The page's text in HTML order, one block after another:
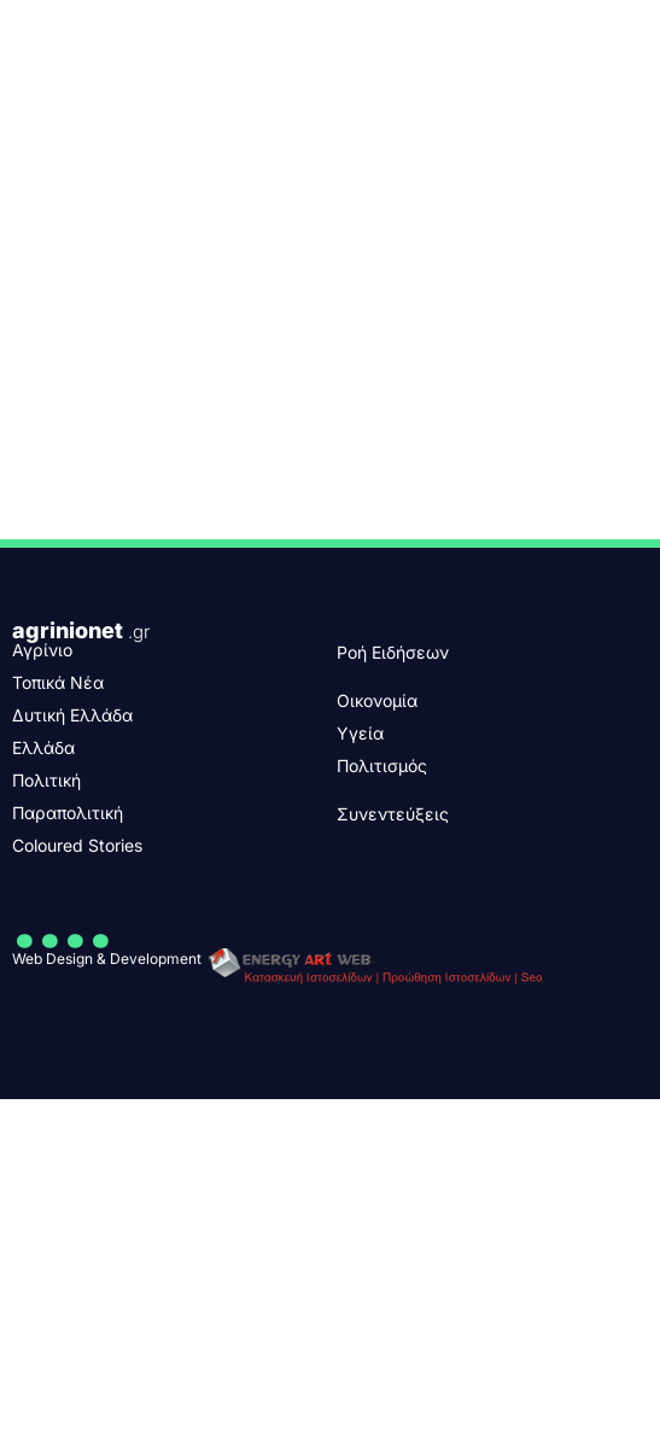
agrinionet .gr
Αγρίνιο
Τοπικά Νέα
Δυτική Ελλάδα
Ελλάδα
Πολιτική
Παραπολιτική
Coloured Stories
Ροή Ειδήσεων
Οικονομία
Υγεία
Πολιτισμός
Συνεντεύξεις
....
Web Design & Development